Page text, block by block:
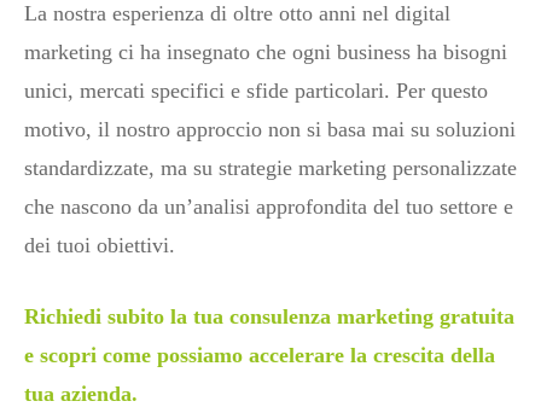
La nostra esperienza di oltre otto anni nel digital
marketing ci ha insegnato che ogni business ha bisogni
unici, mercati specifici e sfide particolari. Per questo
motivo, il nostro approccio non si basa mai su soluzioni
standardizzate, ma su strategie marketing personalizzate
che nascono da un’analisi approfondita del tuo settore e
dei tuoi obiettivi.
Richiedi subito la tua consulenza marketing gratuita
e scopri come possiamo accelerare la crescita della
tua azienda.